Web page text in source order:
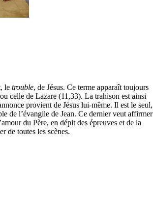
le trouble, de Jésus. Ce terme apparaît toujours
celle de Lazare (11,33). La trahison est ainsi
provient de Jésus lui-même. Il est le seul,
de l’évangile de Jean. Ce dernier veut affirmer
du Père, en dépit des épreuves et de la
de toutes les scènes.